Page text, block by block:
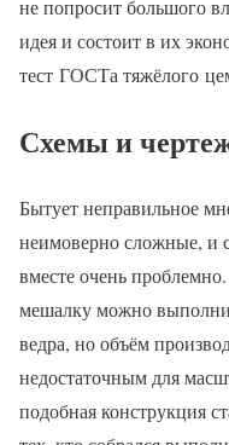
не попросит большого
идея и состоит в их
тест ГОСТа тяжёлого
Схемы и
Бытует неправильное
неимоверно сложные, и
вместе очень
мешалку можно
ведра, но объём
недостаточным для
подобная конструкция